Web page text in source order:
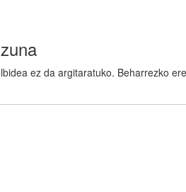
ez da argitaratuko. Beharrezko